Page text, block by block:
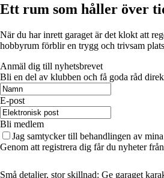
Ett rum som håller över
När du har inrett garaget är det klokt att
hobbyrum förblir en trygg och trivsam
Anmäl dig till nyhetsbrevet
Bli en del av klubben och få goda råd
E-post
Bli medlem
Jag samtycker till behandlingen av
Genom att registrera dig får du nyheter
Små detaljer, stor skillnad: Ge garaget